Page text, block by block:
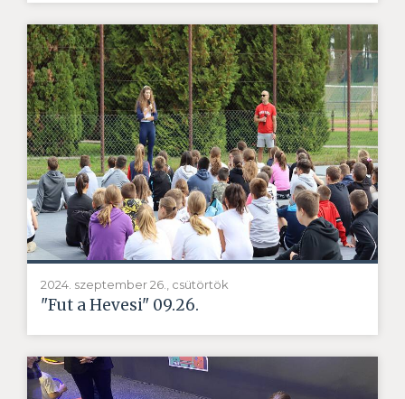
2024. szeptember 26., csütörtök
"Fut a Hevesi" 09.26.